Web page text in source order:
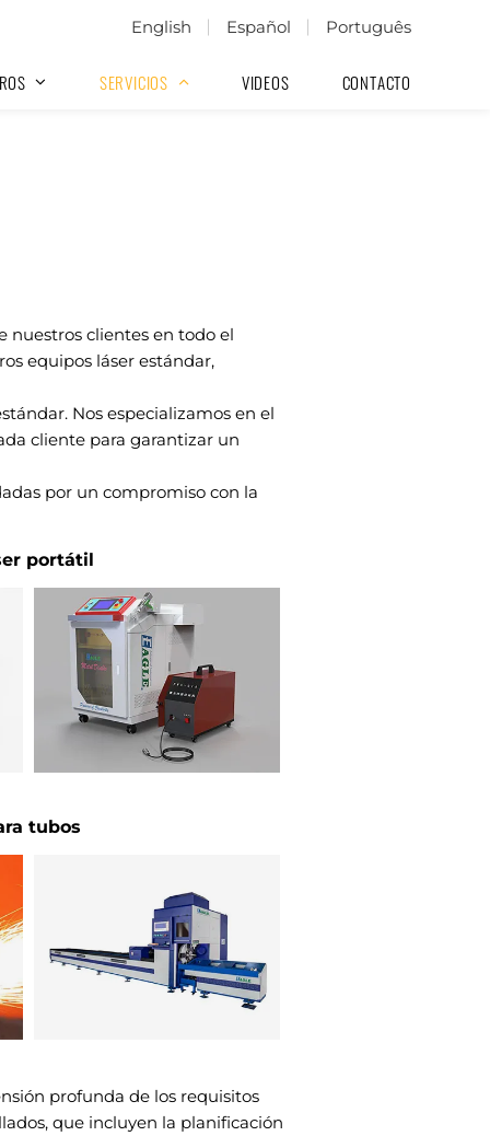
English Español Português
SERVICIOS VIDEOS CONTACTO
nuestros clientes en todo el
equipos láser estándar,
Nos especializamos en el
cliente para garantizar un
por un compromiso con la
portátil
tubos
profunda de los requisitos
que incluyen la planificación